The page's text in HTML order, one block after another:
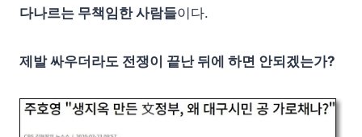
다나르는 무책임한 사람들이다.
제발 싸우더라도 전쟁이 끝난 뒤에 하면 안되겠는가?